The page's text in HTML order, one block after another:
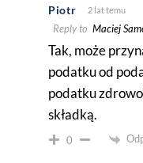
Piotr 2 lat temu
Reply to Maciej
Tak, może
podatku od
podatku
składką.
0